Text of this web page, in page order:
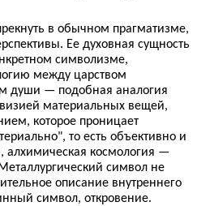
в обычном прагматизме,
Ее духовная сущность
символизме,
между царством
души — подобная аналогия
материальных вещей,
которое проницает
то есть объективно и
алхимическая космология —
символ не
описание внутреннего
символ, откровение.